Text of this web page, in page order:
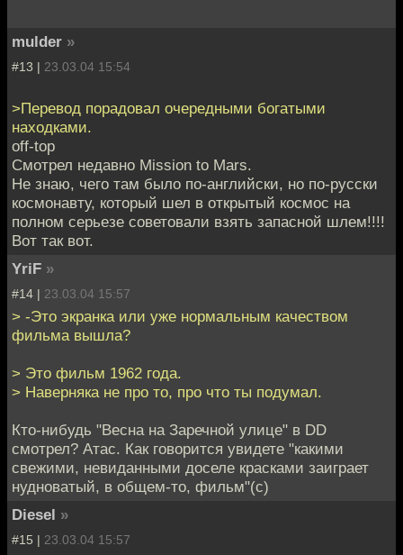
mulder »
#13 | 23.03.04 15:54
>Перевод порадовал очередными богатыми
находками.
off-top
Смотрел недавно Mission to Mars.
Не знаю, чего там было по-английски, но по-русски
космонавту, который шел в открытый космос на
полном серьезе советовали взять запасной шлем!!!!
Вот так вот.
YriF »
#14 | 23.03.04 15:57
> -Это экранка или уже нормальным качеством
фильма вышла?
> Это фильм 1962 года.
> Наверняка не про то, про что ты подумал.
Кто-нибудь "Весна на Заречной улице" в DD
смотрел? Атас. Как говорится увидете "какими
свежими, невиданными доселе красками заиграет
нудноватый, в общем-то, фильм"(с)
Diesel »
#15 | 23.03.04 15:57